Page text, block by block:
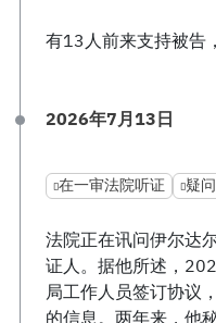
有13人前来支持被告
2026年7月13日
在一审法院听证 疑问
法院正在讯问伊尔达
证人。据他所述，
局工作人员签订协议
的信息。两年来，他